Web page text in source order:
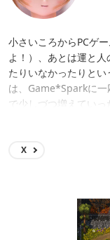
小さいころからPCゲ
よ！）、あとは運と
たりいなかったりと
は、Game*Sparkに一
で少しづつ増えてい
Sが日本一宇宙SFゲ
X